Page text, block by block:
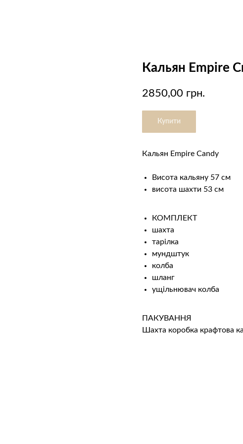
Кальян Empire
2850,00 грн.
Купити
Кальян Empire Candy
Висота кальяну 57 см
висота шахти 53 см
КОМПЛЕКТ
шахта
тарілка
мундштук
колба
шланг
ущільнювач колба
ПАКУВАННЯ
Шахта коробка крафтова